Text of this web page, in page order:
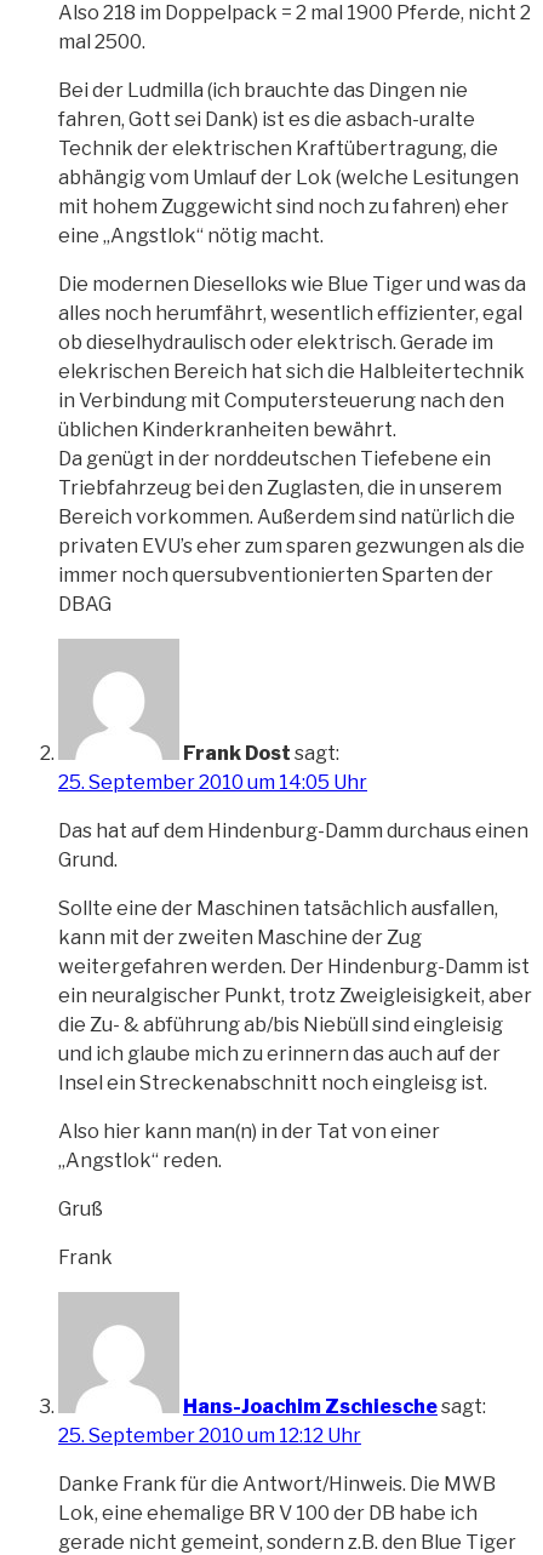
Also 218 im Doppelpack = 2 mal 1900 Pferde, nicht 2
mal 2500.
Bei der Ludmilla (ich brauchte das Dingen nie
fahren, Gott sei Dank) ist es die asbach-uralte
Technik der elektrischen Kraftübertragung, die
abhängig vom Umlauf der Lok (welche Lesitungen
mit hohem Zuggewicht sind noch zu fahren) eher
eine „Angstlok“ nötig macht.
Die modernen Dieselloks wie Blue Tiger und was da
alles noch herumfährt, wesentlich effizienter, egal
ob dieselhydraulisch oder elektrisch. Gerade im
elekrischen Bereich hat sich die Halbleitertechnik
in Verbindung mit Computersteuerung nach den
üblichen Kinderkranheiten bewährt.
Da genügt in der norddeutschen Tiefebene ein
Triebfahrzeug bei den Zuglasten, die in unserem
Bereich vorkommen. Außerdem sind natürlich die
privaten EVU’s eher zum sparen gezwungen als die
immer noch quersubventionierten Sparten der
DBAG
Frank Dost sagt:
25. September 2010 um 14:05 Uhr
Das hat auf dem Hindenburg-Damm durchaus einen
Grund.
Sollte eine der Maschinen tatsächlich ausfallen,
kann mit der zweiten Maschine der Zug
weitergefahren werden. Der Hindenburg-Damm ist
ein neuralgischer Punkt, trotz Zweigleisigkeit, aber
die Zu- & abführung ab/bis Niebüll sind eingleisig
und ich glaube mich zu erinnern das auch auf der
Insel ein Streckenabschnitt noch eingleisg ist.
Also hier kann man(n) in der Tat von einer
„Angstlok“ reden.
Gruß
Frank
Hans-Joachim Zschieschesagt:
25. September 2010 um 12:12 Uhr
Danke Frank für die Antwort/Hinweis. Die MWB
Lok, eine ehemalige BR V 100 der DB habe ich
gerade nicht gemeint, sondern z.B. den Blue Tiger